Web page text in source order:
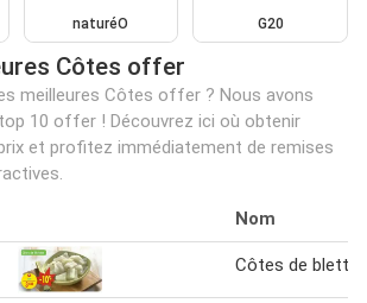
naturéO G20
Côtes offer
meilleures Côtes offer ? Nous avons
10 offer ! Découvrez ici où obtenir
et profitez immédiatement de remises
Nom
Côtes de blettes